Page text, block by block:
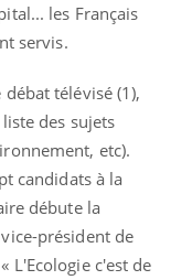
les Français
servis.
télévisé (1),
des sujets
etc).
candidats à la
débute la
président de
L'Ecologie c'est de